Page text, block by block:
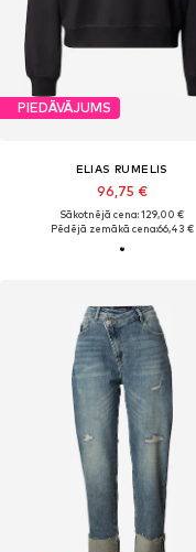
PIEDĀVĀJUMS
ELIAS RUMELIS
96,75 €
Sākotnējā cena: 129,00 €
Pēdējā zemākā cena:66,43 €